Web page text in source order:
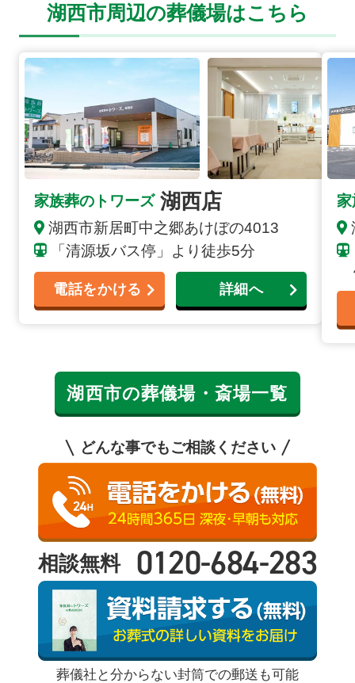
湖西市周辺の葬儀場はこちら
家族葬のトワーズ 湖西店
湖西市新居町中之郷あけぼの4013
「清源坂バス停」より徒歩5分
電話をかける 詳細へ
湖西店の詳細へ
家
新
湖西市の葬儀場・斎場一覧
どんな事でもご相談ください
相談無料 0120-684-283
葬儀社と分からない封筒での郵送も可能